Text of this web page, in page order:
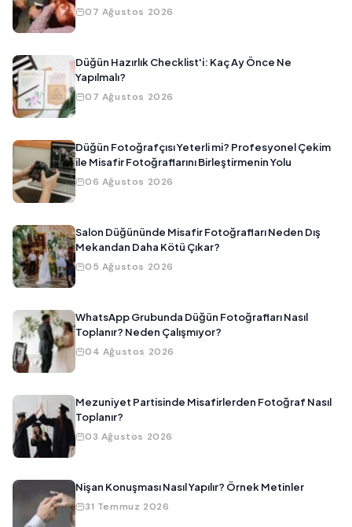
07 Ağustos 2026
Düğün Hazırlık Checklist'i: Kaç Ay Önce Ne
Yapılmalı?
07 Ağustos 2026
Düğün Fotoğrafçısı Yeterli mi? Profesyonel Çekim
ile Misafir Fotoğraflarını Birleştirmenin Yolu
06 Ağustos 2026
Salon Düğününde Misafir Fotoğrafları Neden Dış
Mekandan Daha Kötü Çıkar?
05 Ağustos 2026
WhatsApp Grubunda Düğün Fotoğrafları Nasıl
Toplanır? Neden Çalışmıyor?
04 Ağustos 2026
Mezuniyet Partisinde Misafirlerden Fotoğraf Nasıl
Toplanır?
03 Ağustos 2026
Nişan Konuşması Nasıl Yapılır? Örnek Metinler
31 Temmuz 2026